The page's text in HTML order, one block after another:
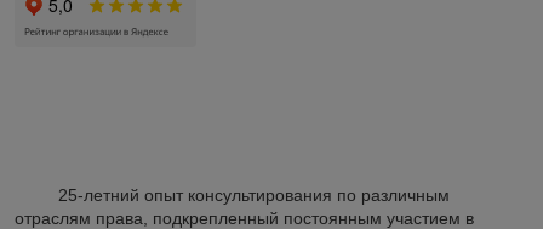
25-летний опыт консультирования по различным
отраслям права, подкрепленный постоянным участием в